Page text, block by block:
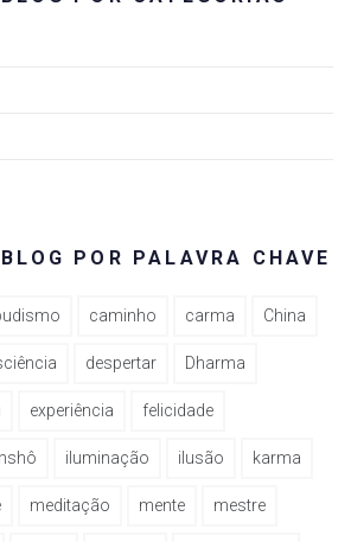
POR PALAVRA CHAVE
caminho carma China
despertar Dharma
experiência felicidade
iluminação ilusão karma
meditação mente mestre